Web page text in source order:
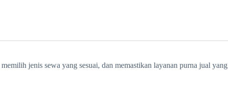
jenis sewa yang sesuai, dan memastikan layanan purna jual yang